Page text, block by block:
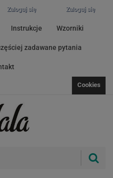
Zaloguj się
Zaloguj się
Instrukcje Wzorniki
zadawane pytania
Cookies